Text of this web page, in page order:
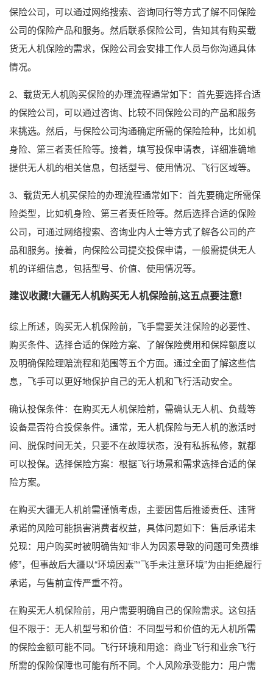
保险公司，可以通过网络搜索、咨询同行等方式了解不同保险
公司的保险产品和服务。然后联系保险公司，告知其有购买载
货无人机保险的需求，保险公司会安排工作人员与你沟通具体
情况。
2、载货无人机购买保险的办理流程通常如下：首先要选择合适
的保险公司，可以通过咨询、比较不同保险公司的产品和服务
来挑选。然后，与保险公司沟通确定所需的保险险种，比如机
身险、第三者责任险等。接着，填写投保申请表，详细准确地
提供无人机的相关信息，包括型号、使用情况、飞行区域等。
3、载货无人机买保险的办理流程通常如下：首先要确定所需保
险类型，比如机身险、第三者责任险等。然后选择合适的保险
公司，可通过网络搜索、咨询业内人士等方式了解各公司的产
品和服务。接着，向保险公司提交投保申请，一般需提供无人
机的详细信息，包括型号、价值、使用情况等。
建议收藏!大疆无人机购买无人机保险前,这五点要注意!
综上所述，购买无人机保险前，飞手需要关注保险的必要性、
购买条件、选择合适的保险方案、了解保险费用和保障额度以
及明确保险理赔流程和范围等五个方面。通过全面了解这些信
息，飞手可以更好地保护自己的无人机和飞行活动安全。
确认投保条件：在购买无人机保险前，需确认无人机、负载等
设备是否符合投保条件。通常，无人机保险与无人机的激活时
间、脱保时间无关，只要不在故障状态，没有私拆私修，就都
可以投保。选择保险方案：根据飞行场景和需求选择合适的保
险方案。
在购买大疆无人机前需谨慎考虑，主要因售后推诿责任、违背
承诺的风险可能损害消费者权益，具体问题如下：售后承诺未
兑现：用户购买时被明确告知“非人为因素导致的问题可免费维
修”，但事故后大疆以“环境因素”“飞手未注意环境”为由拒绝履行
承诺，与售前宣传严重不符。
在购买无人机保险前，用户需要明确自己的保险需求。这包括
但不限于：无人机型号和价值：不同型号和价值的无人机所需
的保险金额可能不同。飞行环境和用途：商业飞行和业余飞行
所需的保险保障也可能有所不同。个人风险承受能力：用户需